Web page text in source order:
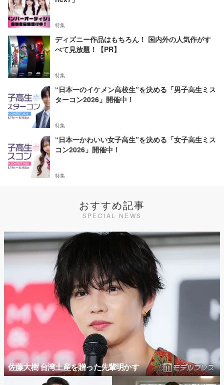
特集
ディズニー作品はもちろん！ 国内外の人気作がす
べて見放題！【PR】
特集
“日本一のイケメン高校生”を決める「男子高生ミス
ターコン2026」開催中！
特集
“日本一かわいい女子高生”を決める「女子高生ミス
コン2026」開催中！
特集
おすすめ記事
SPECIAL NEWS
佐藤大樹 台湾土産を贈った先輩明かす